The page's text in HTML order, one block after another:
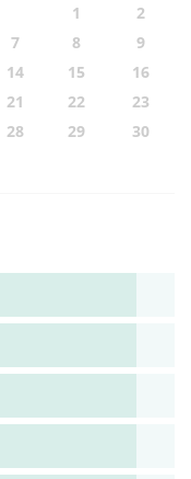
1
2
7 8
9
14 15
16
21 22
23
28 29
30